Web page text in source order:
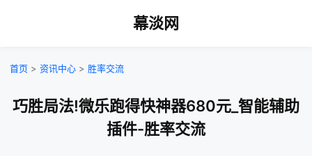
幕淡网
首页 > 资讯中心 > 胜率交流
巧胜局法!微乐跑得快神器680元_智能辅助
插件-胜率交流